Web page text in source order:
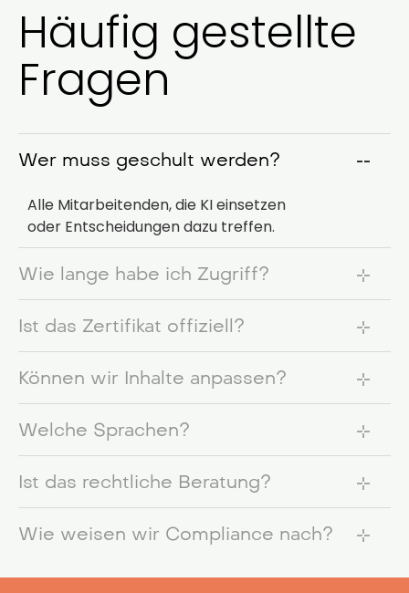
Häufig gestellte
Fragen
Wer muss geschult werden?
Alle Mitarbeitenden, die KI einsetzen
oder Entscheidungen dazu treffen.
Wie lange habe ich Zugriff?
Ist das Zertifikat offiziell?
Können wir Inhalte anpassen?
Welche Sprachen?
Ist das rechtliche Beratung?
Wie weisen wir Compliance nach?